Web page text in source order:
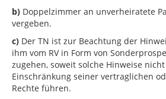
b) Doppelzimmer an unverheiratete
vergeben.
c) Der TN ist zur Beachtung der
ihm vom RV in Form von
zugehen, soweit solche Hinweise
Einschränkung seiner vertraglichen
Rechte führen.